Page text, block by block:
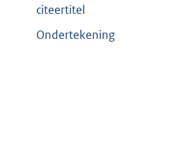
citeertitel
Ondertekening